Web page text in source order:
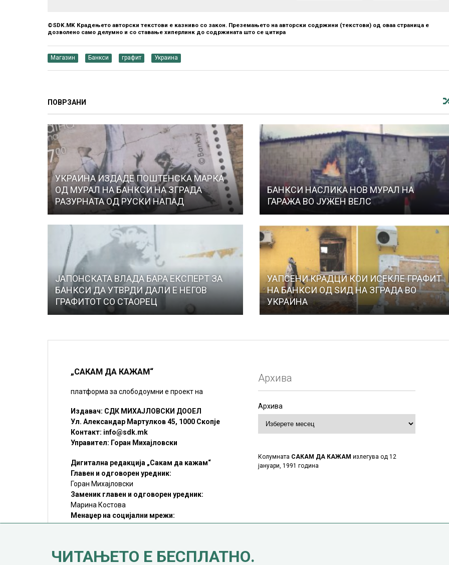
©SDK.MK Крадењето авторски текстови е казниво со закон. Преземањето на авторски содржини (текстови) од оваа страница е
дозволено само делумно и со ставање хиперлинк до содржината што се цитира
Магазин Банкси графит Украина
ПОВРЗАНИ
УКРАИНА ИЗДАДЕ ПОШТЕНСКА МАРКА
ОД МУРАЛ НА БАНКСИ НА ЗГРАДА
РАЗУРНАТА ОД РУСКИ НАПАД
БАНКСИ НАСЛИКА НОВ МУРАЛ НА
ГАРАЖА ВО ЈУЖЕН ВЕЛС
ЈАПОНСКАТА ВЛАДА БАРА ЕКСПЕРТ ЗА
БАНКСИ ДА УТВРДИ ДАЛИ Е НЕГОВ
ГРАФИТОТ СО СТАОРЕЦ
УАПСЕНИ КРАДЦИ КОИ ИСЕКЛЕ ГРАФИТ
НА БАНКСИ ОД ЅИД НА ЗГРАДА ВО
УКРАИНА
„САКАМ ДА КАЖАМ“
платформа за слободоумни е проект на
Издавач: СДК МИХАЈЛОВСКИ ДООЕЛ
Ул. Александар Мартулков 45, 1000 Скопје
Контакт: info@sdk.mk
Управител: Горан Михајловски
Дигитална редакција „Сакам да кажам“
Главен и одговорен уредник:
Горан Михајловски
Заменик главен и одговорен уредник:
Марина Костова
Менаџер на социјални мрежи:
Мирослав Илиоски
©SDK.MK Крадењето авторски текстови е казниво со закон.
Преземањето на авторски содржини (текстови) од оваа
Архива
Архива
Колумната САКАМ ДА КАЖАМ излегува од 12
јануари, 1991 година
ЧИТАЊЕТО Е БЕСПЛАТНО.